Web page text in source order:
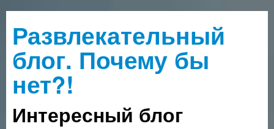
Развлекательный
блог. Почему бы
нет?!
Интересный блог